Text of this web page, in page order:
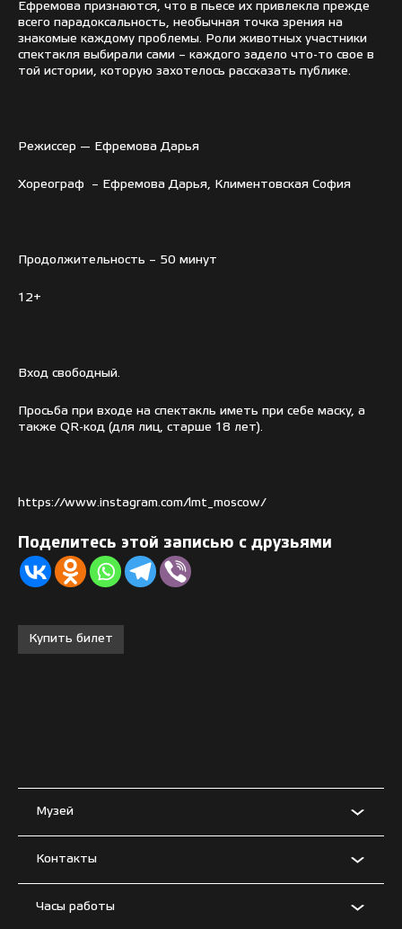
Ефремова признаются, что в пьесе их привлекла прежде
всего парадоксальность, необычная точка зрения на
знакомые каждому проблемы. Роли животных участники
спектакля выбирали сами – каждого задело что-то свое в
той истории, которую захотелось рассказать публике.
Режиссер — Ефремова Дарья
Хореограф – Ефремова Дарья, Климентовская София
Продолжительность – 50 минут
12+
Вход свободный.
Просьба при входе на спектакль иметь при себе маску, а
также QR-код (для лиц, старше 18 лет).
https://www.instagram.com/lmt_moscow/
Поделитесь этой записью с друзьями
Купить билет
Музей
Контакты
Часы работы